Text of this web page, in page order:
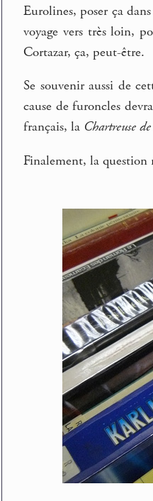
Eurolines, poser ça
voyage vers très loin,
Cortazar, ça, peut-être.
Se souvenir aussi de
cause de furoncles
français, la Chartreuse
Finalement, la question